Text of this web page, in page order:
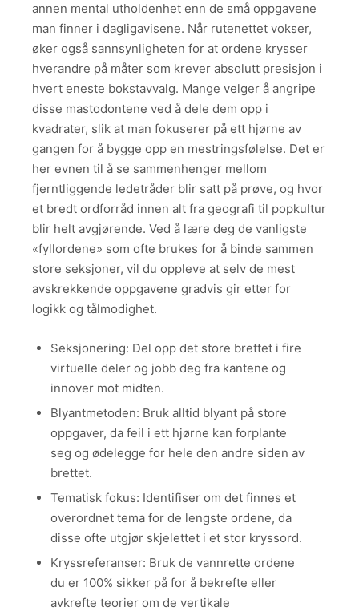
annen mental utholdenhet enn de små oppgavene
man finner i dagligavisene. Når rutenettet vokser,
øker også sannsynligheten for at ordene krysser
hverandre på måter som krever absolutt presisjon i
hvert eneste bokstavvalg. Mange velger å angripe
disse mastodontene ved å dele dem opp i
kvadrater, slik at man fokuserer på ett hjørne av
gangen for å bygge opp en mestringsfølelse. Det er
her evnen til å se sammenhenger mellom
fjerntliggende ledetråder blir satt på prøve, og hvor
et bredt ordforråd innen alt fra geografi til popkultur
blir helt avgjørende. Ved å lære deg de vanligste
«fyllordene» som ofte brukes for å binde sammen
store seksjoner, vil du oppleve at selv de mest
avskrekkende oppgavene gradvis gir etter for
logikk og tålmodighet.
Seksjonering: Del opp det store brettet i fire
virtuelle deler og jobb deg fra kantene og
innover mot midten.
Blyantmetoden: Bruk alltid blyant på store
oppgaver, da feil i ett hjørne kan forplante
seg og ødelegge for hele den andre siden av
brettet.
Tematisk fokus: Identifiser om det finnes et
overordnet tema for de lengste ordene, da
disse ofte utgjør skjelettet i et stor kryssord.
Kryssreferanser: Bruk de vannrette ordene
du er 100% sikker på for å bekrefte eller
avkrefte teorier om de vertikale